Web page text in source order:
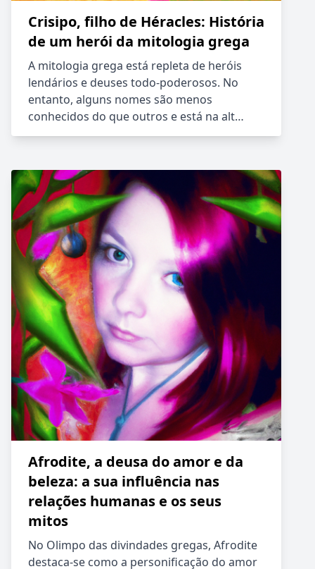
Crisipo, filho de Héracles: História
de um herói da mitologia grega
A mitologia grega está repleta de heróis
lendários e deuses todo-poderosos. No
entanto, alguns nomes são menos
conhecidos do que outros e está na alt…
Afrodite, a deusa do amor e da
beleza: a sua influência nas
relações humanas e os seus
mitos
No Olimpo das divindades gregas, Afrodite
destaca-se como a personificação do amor